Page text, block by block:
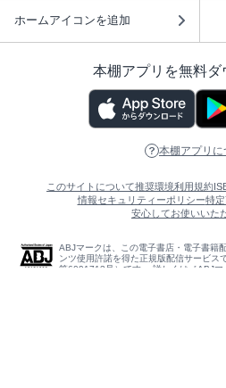
ホームアイコンを追加
本棚アプリを無料ダ
本棚アプリに
このサイトについて推奨環境利用規約
情報セキュリティーポリシー特
安心してお使いいた
ABJマークは、この電子書店・電子書籍
ンツ使用許諾を得た正規版配信サービス
第6091713号）です。 詳しくは［ABJ